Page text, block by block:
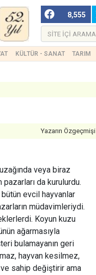
8,555
KÜLTÜR - SANAT TARIM
Yazarın Özgeçmişi
veya biraz
pazarları da kurulurdu.
evcil hayvanlar
müdavimleriydi.
Koyun kuzu
ağarmasıyla
bulamayanın geri
hayvan kesilmez,
ve sahip değiştirir ama